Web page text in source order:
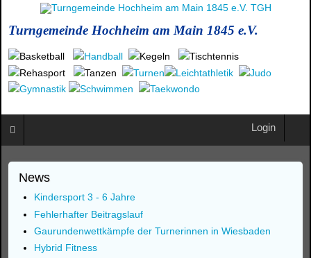
Turngemeinde Hochheim am Main 1845 e.V.
Login
News
Kindersport 3 - 6 Jahre
Fehlerhafter Beitragslauf
Gaurundenwettkämpfe der Turnerinnen in Wiesbaden
Hybrid Fitness